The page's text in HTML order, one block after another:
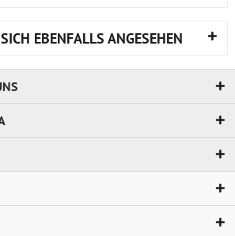
EBENFALLS ANGESEHEN